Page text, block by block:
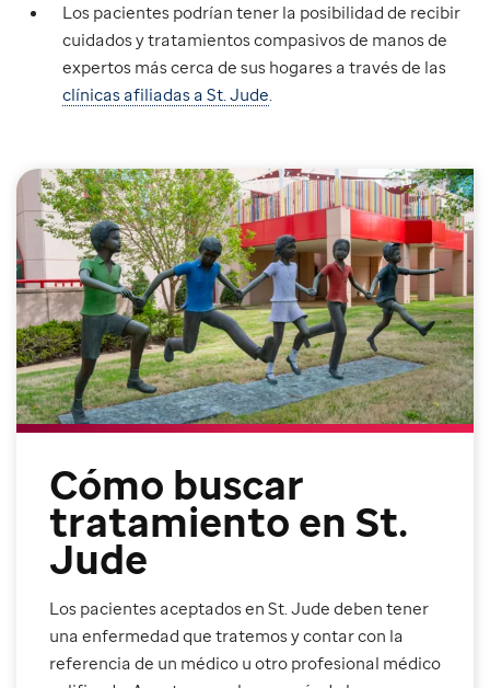
Los pacientes podrían tener la posibilidad de recibir
cuidados y tratamientos compasivos de manos de
expertos más cerca de sus hogares a través de las
clínicas afiliadas a St. Jude.
Cómo buscar
tratamiento en St.
Jude
Los pacientes aceptados en St. Jude deben tener
una enfermedad que tratemos y contar con la
referencia de un médico u otro profesional médico